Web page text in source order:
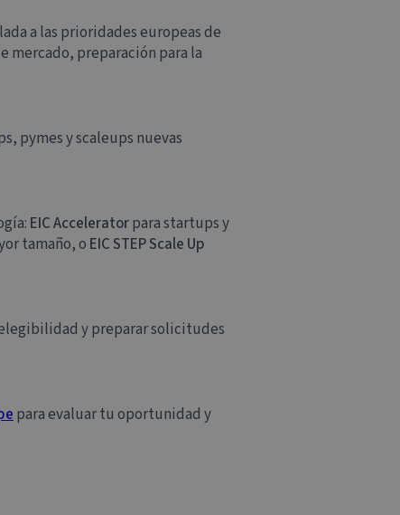
a las prioridades europeas de
mercado, preparación para la
pymes y scaleups nuevas
EIC Acceleratorpara startups y
tamaño, o EIC STEP Scale Up
y preparar solicitudes
para evaluar tu oportunidad y